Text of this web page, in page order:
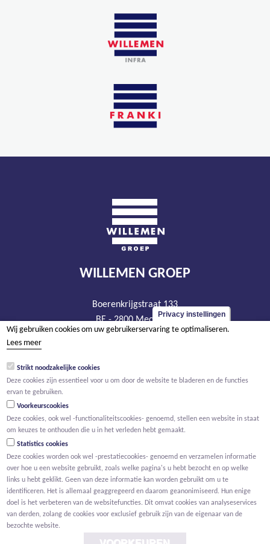
WILLEMEN GROEP
Boerenkrijgstraat 133
BE - 2800 Mechelen
tel +32 15 569 965
BTW BE 0466.256.432
Privacy instellingen
Wij gebruiken cookies om uw gebruikerservaring te optimaliseren.
Lees meer
Strikt noodzakelijke cookies
Deze cookies zijn essentieel voor u om door de website te bladeren en de functies
ervan te gebruiken.
Voorkeurscookies
Deze cookies, ook wel -functionaliteitscookies- genoemd, stellen een website in staat
om keuzes te onthouden die u in het verleden hebt gemaakt.
Statistics cookies
Deze cookies worden ook wel -prestatiecookies- genoemd en verzamelen informatie
over hoe u een website gebruikt, zoals welke pagina's u hebt bezocht en op welke
links u hebt geklikt. Geen van deze informatie kan worden gebruikt om u te
identificeren. Het is allemaal geaggregeerd en daarom geanonimiseerd. Hun enige
doel is het verbeteren van de websitefuncties. Dit omvat cookies van analyseservices
van derden, zolang de cookies voor exclusief gebruik zijn van de eigenaar van de
bezochte website.